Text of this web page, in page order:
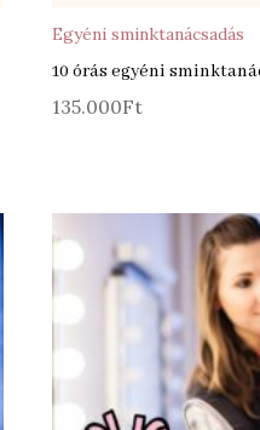
Egyéni sminktanácsadás
10 órás egyéni
135.000Ft